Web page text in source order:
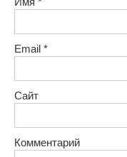
Email *
Сайт
Комментарий